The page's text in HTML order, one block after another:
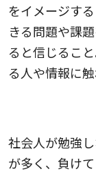
をイメージす
きる問題や課
ると信じるこ
る人や情報に
社会人が勉強
が多く、負けて